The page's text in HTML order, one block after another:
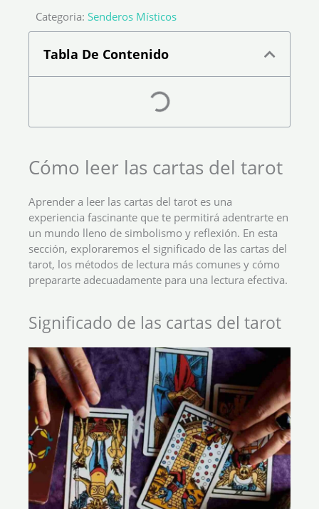
Categoria: Senderos Místicos
Tabla De Contenido
Cómo leer las cartas del tarot
Aprender a leer las cartas del tarot es una
experiencia fascinante que te permitirá adentrarte en
un mundo lleno de simbolismo y reflexión. En esta
sección, exploraremos el significado de las cartas del
tarot, los métodos de lectura más comunes y cómo
prepararte adecuadamente para una lectura efectiva.
Significado de las cartas del tarot